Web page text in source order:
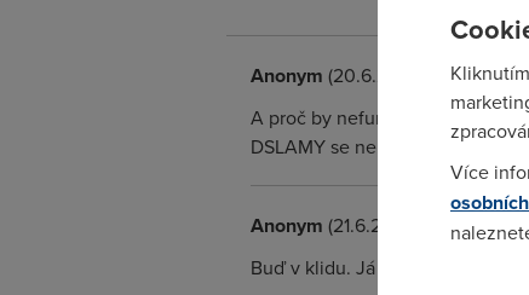
Anonym (20.6.2006 14:00:24)
A proč by nefungoval? IPoA už
DSLAMY se nemají(?) rády s
Anonym (21.6.2006 07:58:51)
Buď v klidu. Já mám PTI-845G a
Více